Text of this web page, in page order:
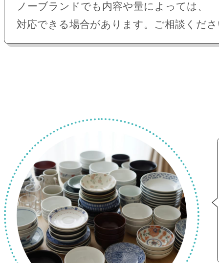
ノーブランドでも内容や量によっては、
対応できる場合があります。ご相談くだ